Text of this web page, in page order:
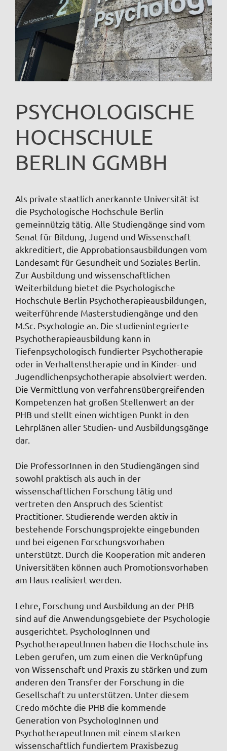
PSYCHOLOGISCHE
HOCHSCHULE
BERLIN GGMBH
Als private staatlich anerkannte Universität ist
die Psychologische Hochschule Berlin
gemeinnützig tätig. Alle Studiengänge sind vom
Senat für Bildung, Jugend und Wissenschaft
akkreditiert, die Approbationsausbildungen vom
Landesamt für Gesundheit und Soziales Berlin.
Zur Ausbildung und wissenschaftlichen
Weiterbildung bietet die Psychologische
Hochschule Berlin Psychotherapieausbildungen,
weiterführende Masterstudiengänge und den
M.Sc. Psychologie an. Die studienintegrierte
Psychotherapieausbildung kann in
Tiefenpsychologisch fundierter Psychotherapie
oder in Verhaltenstherapie und in Kinder- und
Jugendlichenpsychotherapie absolviert werden.
Die Vermittlung von verfahrensübergreifenden
Kompetenzen hat großen Stellenwert an der
PHB und stellt einen wichtigen Punkt in den
Lehrplänen aller Studien- und Ausbildungsgänge
dar.
Die ProfessorInnen in den Studiengängen sind
sowohl praktisch als auch in der
wissenschaftlichen Forschung tätig und
vertreten den Anspruch des Scientist
Practitioner. Studierende werden aktiv in
bestehende Forschungsprojekte eingebunden
und bei eigenen Forschungsvorhaben
unterstützt. Durch die Kooperation mit anderen
Universitäten können auch Promotionsvorhaben
am Haus realisiert werden.
Lehre, Forschung und Ausbildung an der PHB
sind auf die Anwendungsgebiete der Psychologie
ausgerichtet. PsychologInnen und
PsychotherapeutInnen haben die Hochschule ins
Leben gerufen, um zum einen die Verknüpfung
von Wissenschaft und Praxis zu stärken und zum
anderen den Transfer der Forschung in die
Gesellschaft zu unterstützen. Unter diesem
Credo möchte die PHB die kommende
Generation von PsychologInnen und
PsychotherapeutInnen mit einem starken
wissenschaftlich fundiertem Praxisbezug